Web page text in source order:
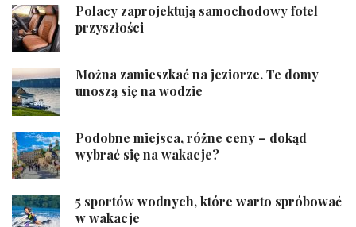
Polacy zaprojektują samochodowy fotel
przyszłości
Można zamieszkać na jeziorze. Te domy
unoszą się na wodzie
Podobne miejsca, różne ceny – dokąd
wybrać się na wakacje?
5 sportów wodnych, które warto spróbować
w wakacje